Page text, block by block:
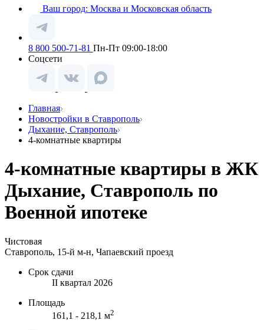
Ваш город: Москва и Московская область
8 800 500-71-81 Пн-Пт 09:00-18:00
Соцсети
Главная
Новостройки в Ставрополь
Дыхание, Ставрополь
4-комнатные квартиры
4-комнатные квартиры в ЖК
Дыхание, Ставрополь по
Военной ипотеке
Чистовая
Ставрополь, 15-й м-н, Чапаевский проезд
Срок сдачи
II квартал 2026
Площадь
161,1 - 218,1 м2